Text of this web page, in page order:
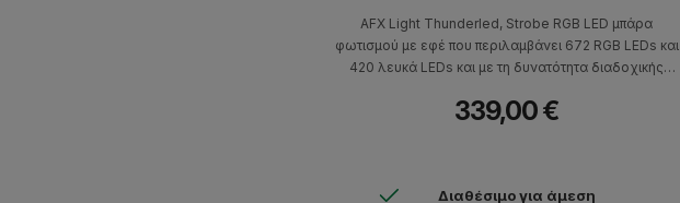
AFX Light Thunderled, Strobe RGB LED μπάρα
φωτισμού με εφέ που περιλαμβάνει 672 RGB LEDs και
420 λευκά LEDs και με τη δυνατότητα διαδοχικής
339,00 €
Διαθέσιμο για άμεση